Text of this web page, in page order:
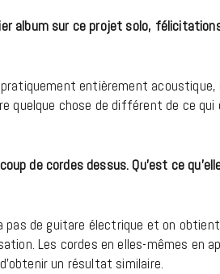
album sur ce projet solo,
entièrement acoustique,
quelque chose de différent de ce
de cordes dessus. Qu’est ce
a pas de guitare électrique et on
Les cordes en elles-mêmes en
un résultat similaire.